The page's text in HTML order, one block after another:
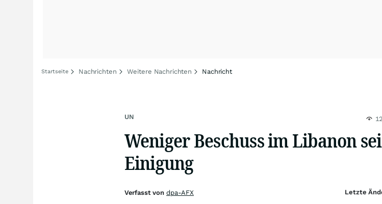
Startseite Nachrichten Weitere Nachrichten Nachricht
UN
Weniger Beschuss im Libanon
Einigung
Verfasst von dpa-AFX Letzte